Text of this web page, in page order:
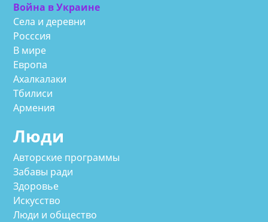
Война в Украине
Села и деревни
Росссия
В мире
Европа
Ахалкалаки
Тбилиси
Армения
Люди
Авторские программы
Забавы ради
Здоровье
Искусство
Люди и общество